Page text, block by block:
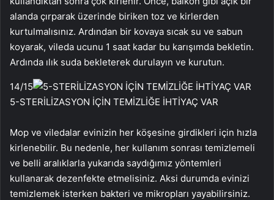
alanda çırparak üzerinde biriken toz ve kirlerden
kurtulmalısınız. Ardından bir kovaya sıcak su ve sabun
koyarak, vileda ucunu 1 saat kadar bu karışımda bekletin.
Ardında ılık suda bekleterek durulayın ve kurutun.
14/15
5-STERİLİZASYON İÇİN TEMİZLİĞE İHTİYAÇ VAR
Mop ve viledalar evinizin her köşesine girdikleri için hızla
kirlenebilir. Bu nedenle, her kullanım sonrası temizlemeli
ve belli aralıklarla yukarıda saydığımız yöntemleri
kullanarak dezenfekte etmelisiniz. Aksi durumda evinizi
temizlemek isterken bakteri ve mikropları yayabilirsiniz.